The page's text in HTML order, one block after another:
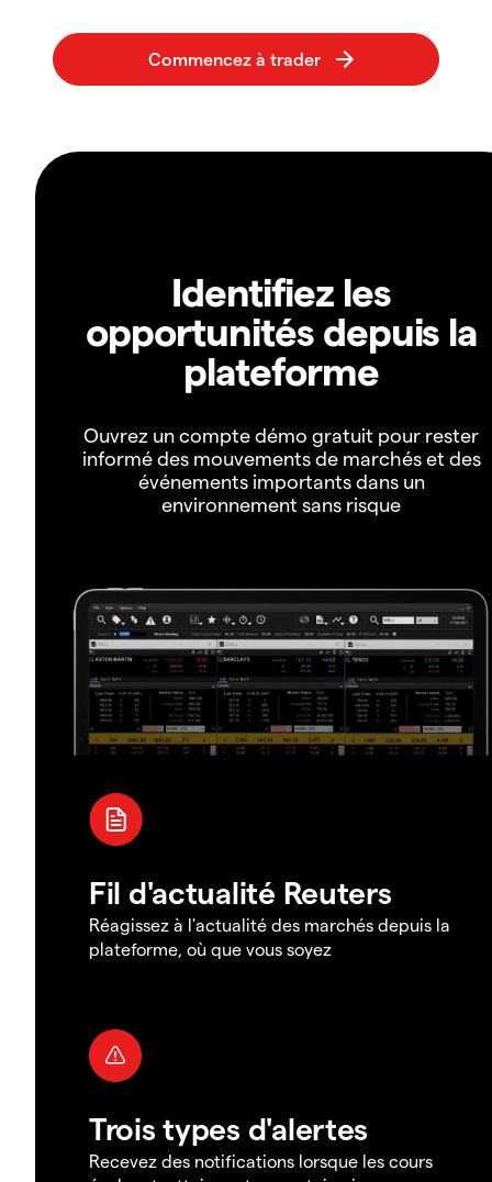
Identifiez les
opportunités depuis la
plateforme
Ouvrez un compte démo gratuit pour rester
informé des mouvements de marchés et des
événements importants dans un
environnement sans risque
Fil d'actualité Reuters
Réagissez à l'actualité des marchés depuis la
plateforme, où que vous soyez
Trois types d'alertes
Recevez des notifications lorsque les cours